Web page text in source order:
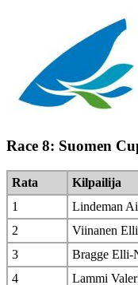
Race 8: Suomen
Rata
Kilpailija
1
Lindeman
2
Viinanen Elli
3
Bragge Elli-
4
Lammi